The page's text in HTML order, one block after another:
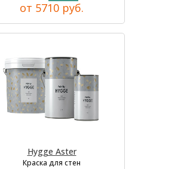
от 5710 руб.
Hygge Aster
Краска для стен